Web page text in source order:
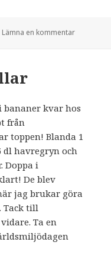
Lämna en kommentartill Iste
bananer kvar hos
från
toppen! Blanda 1
dl havregryn och
Doppa i
De blev
jag brukar göra
Tack till
Ta en